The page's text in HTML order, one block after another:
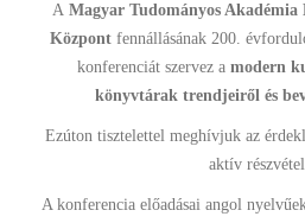
A Magyar Tudományos
Központ fennállásának 200.
konferenciát szervez a modern
könyvtárak trendjeiről és
Ezúton tisztelettel meghívjuk az
aktív
A konferencia előadásai angol